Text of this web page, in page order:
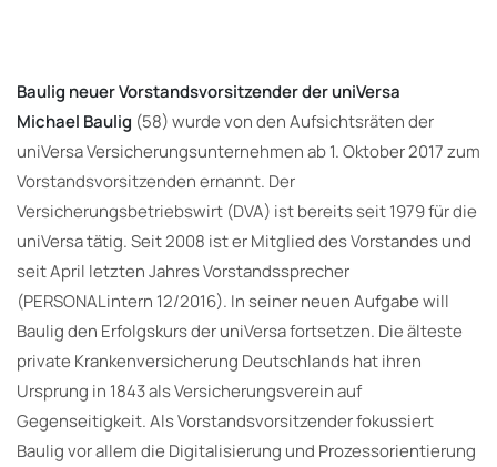
Baulig neuer Vorstandsvorsitzender der uniVersa
Michael Baulig (58) wurde von den Aufsichtsräten der
uniVersa Versicherungsunternehmen ab 1. Oktober 2017 zum
Vorstandsvorsitzenden ernannt. Der
Versicherungsbetriebswirt (DVA) ist bereits seit 1979 für die
uniVersa tätig. Seit 2008 ist er Mitglied des Vorstandes und
seit April letzten Jahres Vorstandssprecher
(PERSONALintern 12/2016). In seiner neuen Aufgabe will
Baulig den Erfolgskurs der uniVersa fortsetzen. Die älteste
private Krankenversicherung Deutschlands hat ihren
Ursprung in 1843 als Versicherungsverein auf
Gegenseitigkeit. Als Vorstandsvorsitzender fokussiert
Baulig vor allem die Digitalisierung und Prozessorientierung